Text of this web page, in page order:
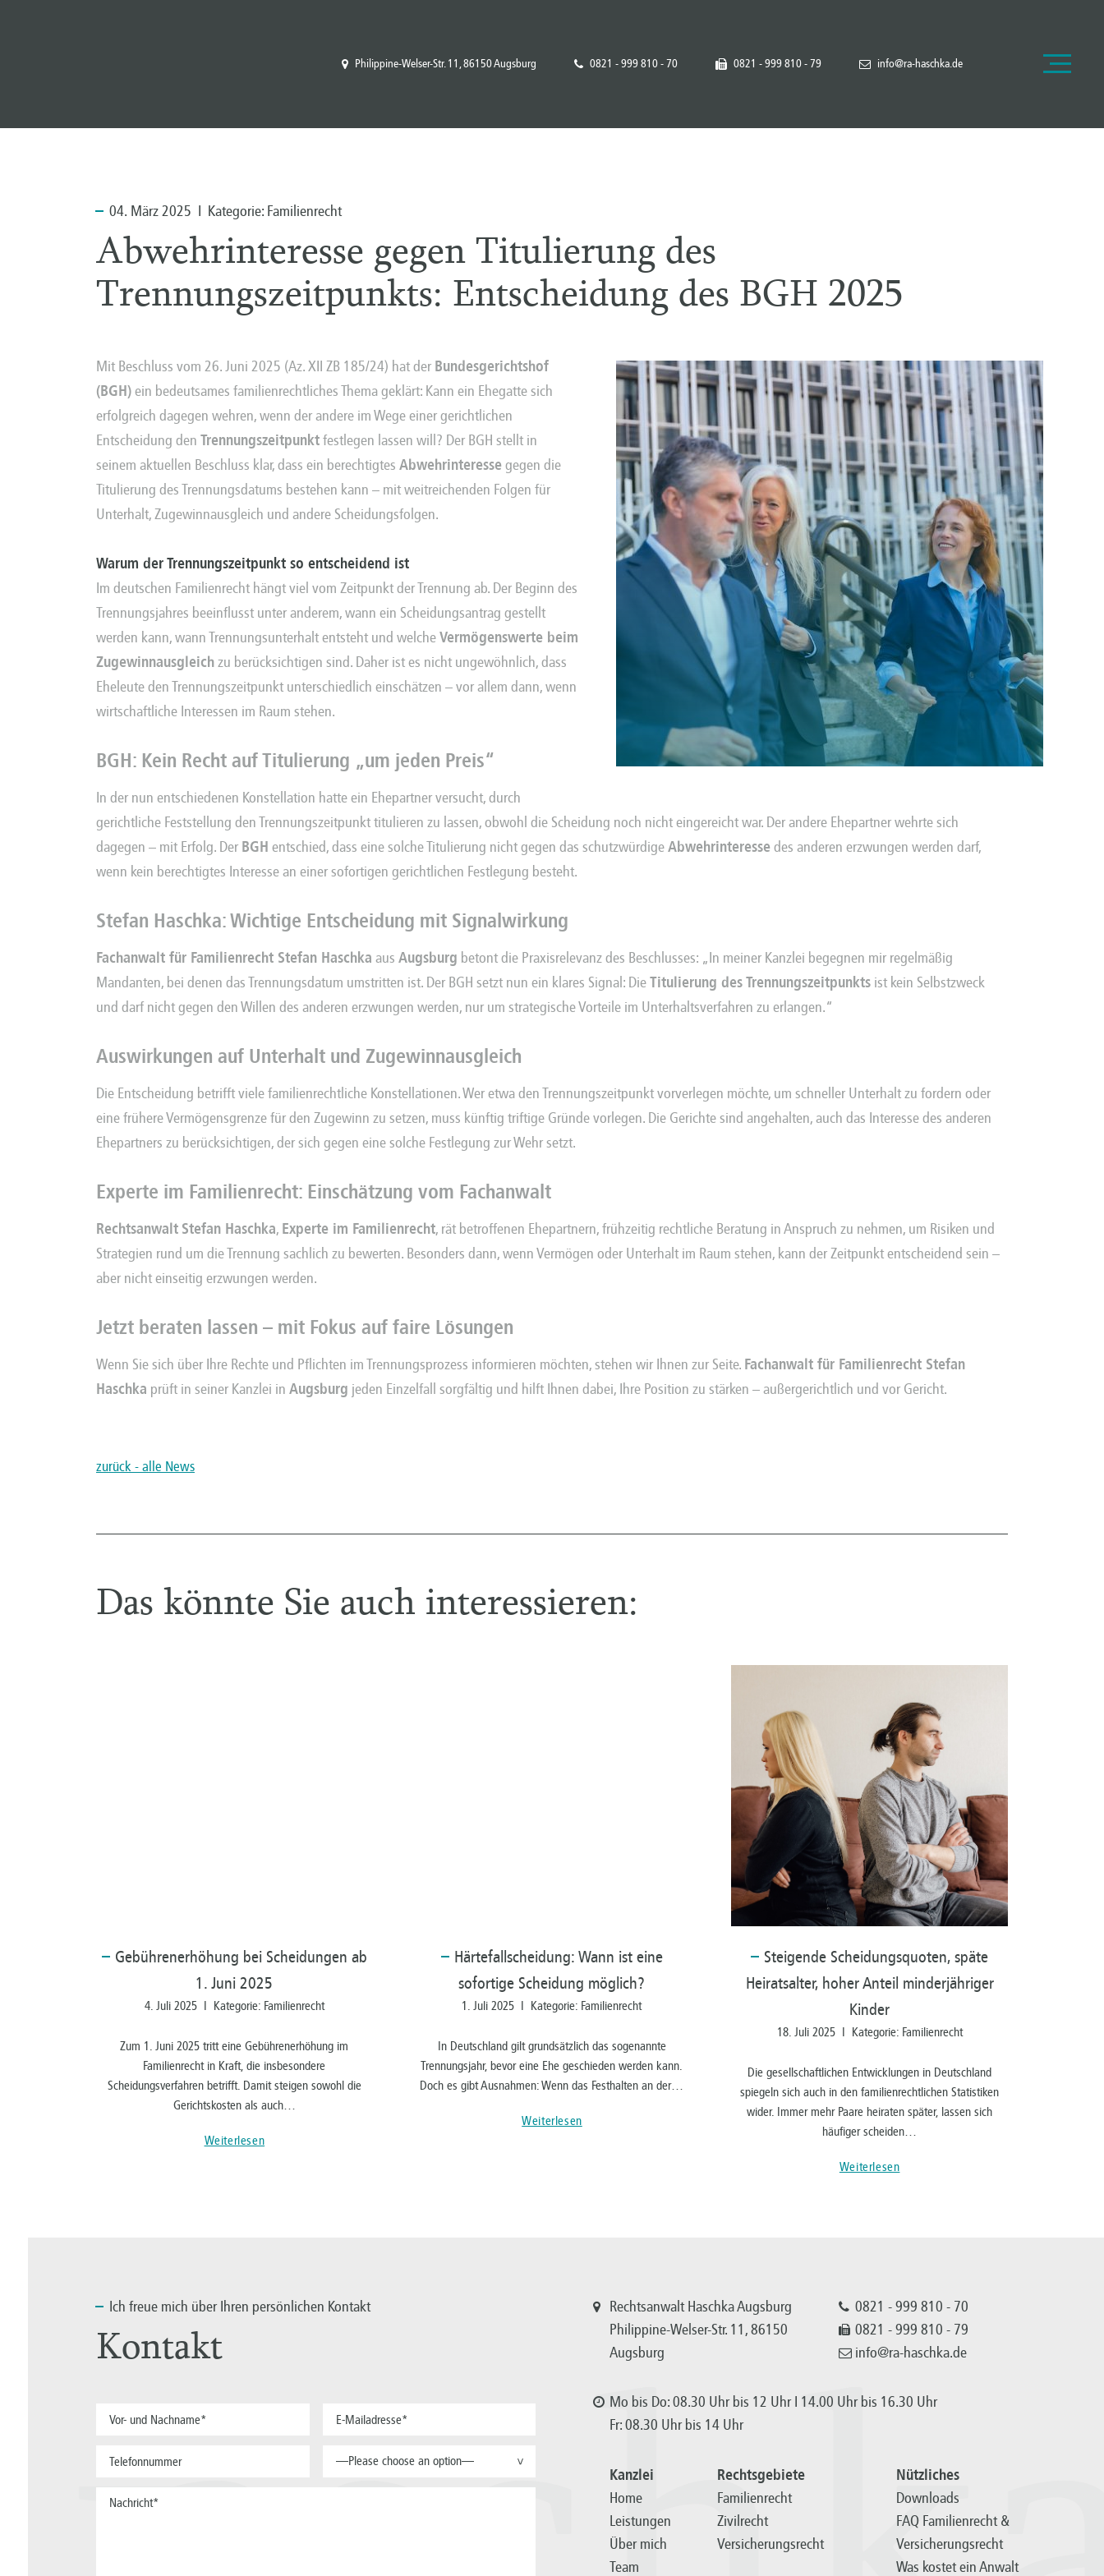
Philippine-Welser-Str. 11, 86150 Augsburg 0821 - 999 810 - 70 0821 - 999 810 - 79 info@ra-haschka.de
04. März 2025 I Kategorie: Familienrecht
Abwehrinteresse gegen Titulierung des
Trennungszeitpunkts: Entscheidung des BGH 2025
Mit Beschluss vom 26. Juni 2025 (Az. XII ZB 185/24) hat der Bundesgerichtshof
(BGH)ein bedeutsames familienrechtliches Thema geklärt: Kann ein Ehegatte sich
erfolgreich dagegen wehren, wenn der andere im Wege einer gerichtlichen
Entscheidung den Trennungszeitpunktfestlegen lassen will? Der BGH stellt in
seinem aktuellen Beschluss klar, dass ein berechtigtes Abwehrinteressegegen die
Titulierung des Trennungsdatums bestehen kann – mit weitreichenden Folgen für
Unterhalt, Zugewinnausgleich und andere Scheidungsfolgen.
Warum der Trennungszeitpunkt so entscheidend ist
Im deutschen Familienrecht hängt viel vom Zeitpunkt der Trennung ab. Der Beginn des
Trennungsjahres beeinflusst unter anderem, wann ein Scheidungsantrag gestellt
werden kann, wann Trennungsunterhalt entsteht und welcheVermögenswerte beim
Zugewinnausgleichzu berücksichtigen sind. Daher ist es nicht ungewöhnlich, dass
Eheleute den Trennungszeitpunkt unterschiedlich einschätzen – vor allem dann, wenn
wirtschaftliche Interessen im Raum stehen.
BGH: Kein Recht auf Titulierung „um jeden Preis“
In der nun entschiedenen Konstellation hatte ein Ehepartner versucht, durch
gerichtliche Feststellung den Trennungszeitpunkt titulieren zu lassen, obwohl die Scheidung noch nicht eingereicht war. Der andere Ehepartner wehrte sich
dagegen – mit Erfolg. Der BGH entschied, dass eine solche Titulierung nicht gegen das schutzwürdigeAbwehrinteressedes anderen erzwungen werden darf,
wenn kein berechtigtes Interesse an einer sofortigen gerichtlichen Festlegung besteht.
Stefan Haschka: Wichtige Entscheidung mit Signalwirkung
Fachanwalt für Familienrecht Stefan Haschka aus Augsburg betont die Praxisrelevanz des Beschlusses: „In meiner Kanzlei begegnen mir regelmäßig
Mandanten, bei denen das Trennungsdatum umstritten ist. Der BGH setzt nun ein klares Signal: DieTitulierung des Trennungszeitpunkts ist kein Selbstzweck
und darf nicht gegen den Willen des anderen erzwungen werden, nur um strategische Vorteile im Unterhaltsverfahren zu erlangen.“
Auswirkungen auf Unterhalt und Zugewinnausgleich
Die Entscheidung betrifft viele familienrechtliche Konstellationen. Wer etwa den Trennungszeitpunkt vorverlegen möchte, um schneller Unterhalt zu fordern oder
eine frühere Vermögensgrenze für den Zugewinn zu setzen, muss künftig triftige Gründe vorlegen. Die Gerichte sind angehalten, auch das Interesse des anderen
Ehepartners zu berücksichtigen, der sich gegen eine solche Festlegung zur Wehr setzt.
Experte im Familienrecht: Einschätzung vom Fachanwalt
Rechtsanwalt Stefan Haschka, Experte im Familienrecht, rät betroffenen Ehepartnern, frühzeitig rechtliche Beratung in Anspruch zu nehmen, um Risiken und
Strategien rund um die Trennung sachlich zu bewerten. Besonders dann, wenn Vermögen oder Unterhalt im Raum stehen, kann der Zeitpunkt entscheidend sein –
aber nicht einseitig erzwungen werden.
Jetzt beraten lassen – mit Fokus auf faire Lösungen
Wenn Sie sich über Ihre Rechte und Pflichten im Trennungsprozess informieren möchten, stehen wir Ihnen zur Seite. Fachanwalt für Familienrecht Stefan
Haschka prüft in seiner Kanzlei in Augsburg jeden Einzelfall sorgfältig und hilft Ihnen dabei, Ihre Position zu stärken – außergerichtlich und vor Gericht.
zurück - alle News
Das könnte Sie auch interessieren:
Gebührenerhöhung bei Scheidungen ab
1. Juni 2025
4. Juli 2025 I Kategorie: Familienrecht
Zum 1. Juni 2025 tritt eine Gebührenerhöhung im
Familienrecht in Kraft, die insbesondere
Scheidungsverfahren betrifft. Damit steigen sowohl die
Gerichtskosten als auch…
Weiterlesen
Härtefallscheidung: Wann ist eine
sofortige Scheidung möglich?
1. Juli 2025 I Kategorie: Familienrecht
In Deutschland gilt grundsätzlich das sogenannte
Trennungsjahr, bevor eine Ehe geschieden werden kann.
Doch es gibt Ausnahmen: Wenn das Festhalten an der…
Weiterlesen
Steigende Scheidungsquoten, späte
Heiratsalter, hoher Anteil minderjähriger
Kinder
18. Juli 2025 I Kategorie: Familienrecht
Die gesellschaftlichen Entwicklungen in Deutschland
spiegeln sich auch in den familienrechtlichen Statistiken
wider. Immer mehr Paare heiraten später, lassen sich
häufiger scheiden…
Weiterlesen
Ich freue mich über Ihren persönlichen Kontakt
Kontakt
—Please choose an option— >
Rechtsanwalt Haschka Augsburg
Philippine-Welser-Str. 11, 86150
Augsburg
0821 - 999 810 - 70
0821 - 999 810 - 79
info@ra-haschka.de
Mo bis Do: 08.30 Uhr bis 12 Uhr I 14.00 Uhr bis 16.30 Uhr
Fr: 08.30 Uhr bis 14 Uhr
Kanzlei
Home
Leistungen
Über mich
Team
Rechtsgebiete
Familienrecht
Zivilrecht
Versicherungsrecht
Nützliches
Downloads
FAQ Familienrecht &
Versicherungsrecht
Was kostet ein Anwalt